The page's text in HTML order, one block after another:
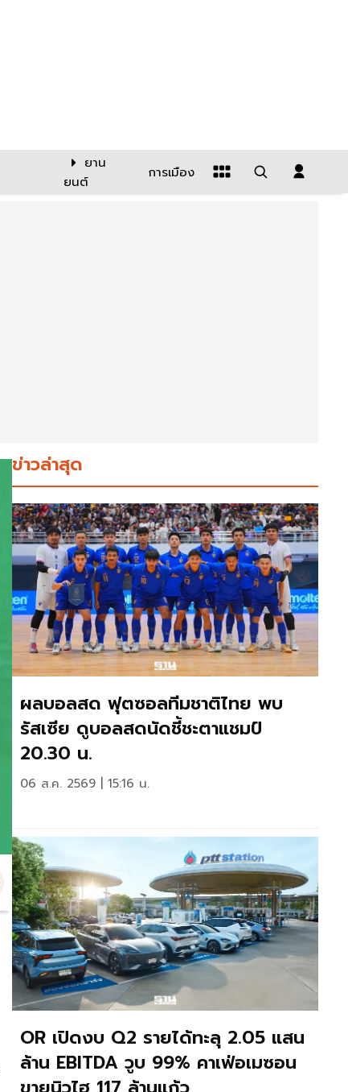
ยาน
ยนต์
การเมือง
ข่าวล่าสุด
ผลบอลสด ฟุตซอลทีมชาติไทย พบ
รัสเซีย ดูบอลสดนัดชี้ชะตาแชมป์
20.30 น.
06 ส.ค. 2569 | 15:16 น.
OR เปิดงบ Q2 รายได้ทะลุ 2.05 แสน
ล้าน EBITDA วูบ 99% คาเฟ่อเมซอน